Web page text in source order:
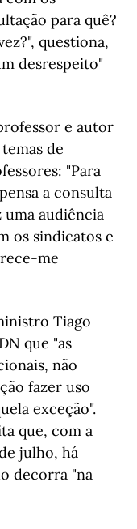
para quê?
questiona,
desrespeito"
e autor
de
"Para
a consulta
uma audiência
os sindicatos e
me
Tiago
que "as
não
fazer uso
exceção".
que, com a
julho, há
decorra "na